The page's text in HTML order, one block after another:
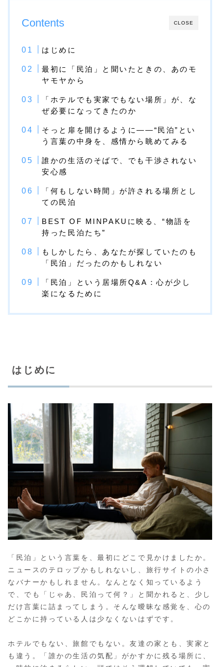
CLOSE
Contents
はじめに
最初に「民泊」と聞いたときの、あのモ
ヤモヤから
「ホテルでも実家でもない場所」が、な
ぜ必要になってきたのか
そっと扉を開けるように――“民泊”とい
う言葉の中身を、感情から眺めてみる
誰かの生活のそばで、でも干渉されない
安心感
「何もしない時間」が許される場所とし
ての民泊
BEST OF MINPAKUに映る、“物語を
持った民泊たち”
もしかしたら、あなたが探していたのも
「民泊」だったのかもしれない
「民泊」という居場所Q&A：心が少し
楽になるために
はじめに
「民泊」という言葉を、最初にどこで見かけましたか。
ニュースのテロップかもしれないし、旅行サイトの小さ
なバナーかもしれません。なんとなく知っているよう
で、でも「じゃあ、民泊って何？」と聞かれると、少し
だけ言葉に詰まってしまう。そんな曖昧な感覚を、心の
どこかに持っている人は少なくないはずです。
ホテルでもない、旅館でもない。友達の家とも、実家と
も違う。「誰かの生活の気配」がかすかに残る場所に、